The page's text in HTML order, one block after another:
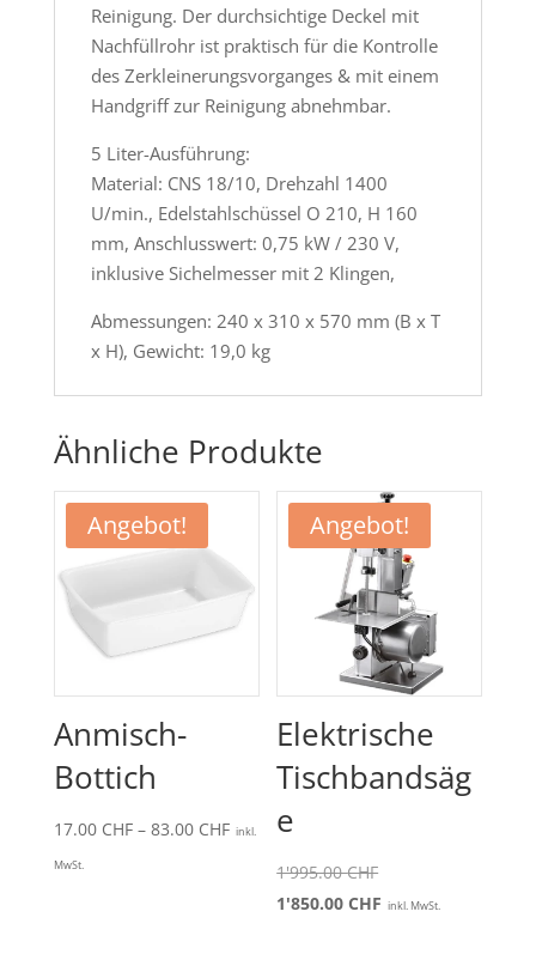
Reinigung. Der durchsichtige Deckel mit
Nachfüllrohr ist praktisch für die Kontrolle
des Zerkleinerungsvorganges & mit einem
Handgriff zur Reinigung abnehmbar.
5 Liter-Ausführung:
Material: CNS 18/10, Drehzahl 1400
U/min., Edelstahlschüssel O 210, H 160
mm, Anschlusswert: 0,75 kW / 230 V,
inklusive Sichelmesser mit 2 Klingen,
Abmessungen: 240 x 310 x 570 mm (B x T
x H), Gewicht: 19,0 kg
Ähnliche Produkte
Angebot!
Anmisch-
Bottich
17.00 CHF – 83.00 CHFPreisspanne:
inkl.
MwSt.
Angebot!
Elektrische
Tischbandsäg
e
1'995.00CHFUrsprünglicher
Preis
1'850.00CHF Aktueller
inkl. MwSt.